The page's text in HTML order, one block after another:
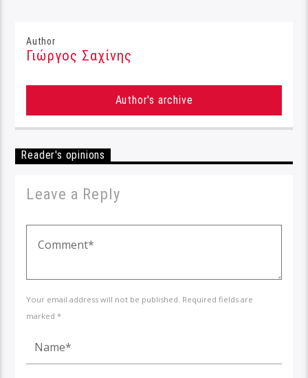
Author
Γιώργος Σαχίνης
Author's archive
Reader's opinions
Leave a Reply
Your email address will not be published. Required fields are
marked *